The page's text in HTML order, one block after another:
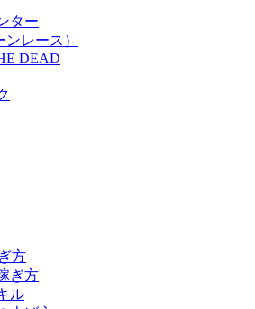
ター
レース）
DEAD
方
ぎ方
ル